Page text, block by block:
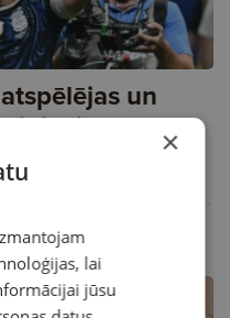
un
×
lai
jūsu